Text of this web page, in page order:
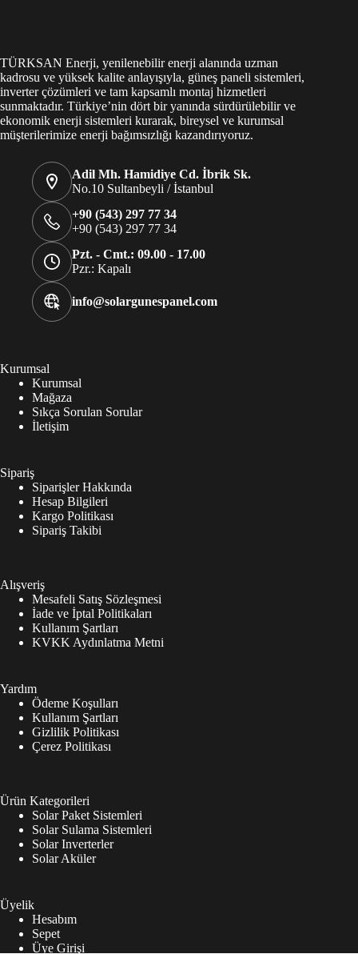
TÜRKSAN Enerji, yenilenebilir enerji alanında uzman
kadrosu ve yüksek kalite anlayışıyla, güneş paneli sistemleri,
inverter çözümleri ve tam kapsamlı montaj hizmetleri
sunmaktadır. Türkiye’nin dört bir yanında sürdürülebilir ve
ekonomik enerji sistemleri kurarak, bireysel ve kurumsal
müşterilerimize enerji bağımsızlığı kazandırıyoruz.
Adil Mh. Hamidiye Cd. İbrik Sk.
No.10 Sultanbeyli / İstanbul
+90 (543) 297 77 34
+90 (543) 297 77 34
Pzt. - Cmt.: 09.00 - 17.00
Pzr.: Kapalı
info@solargunespanel.com
Kurumsal
Kurumsal
Mağaza
Sıkça Sorulan Sorular
İletişim
Sipariş
Siparişler Hakkında
Hesap Bilgileri
Kargo Politikası
Sipariş Takibi
Alışveriş
Mesafeli Satış Sözleşmesi
İade ve İptal Politikaları
Kullanım Şartları
KVKK Aydınlatma Metni
Yardım
Ödeme Koşulları
Kullanım Şartları
Gizlilik Politikası
Çerez Politikası
Ürün Kategorileri
Solar Paket Sistemleri
Solar Sulama Sistemleri
Solar Inverterler
Solar Aküler
Üyelik
Hesabım
Sepet
Üye Girişi